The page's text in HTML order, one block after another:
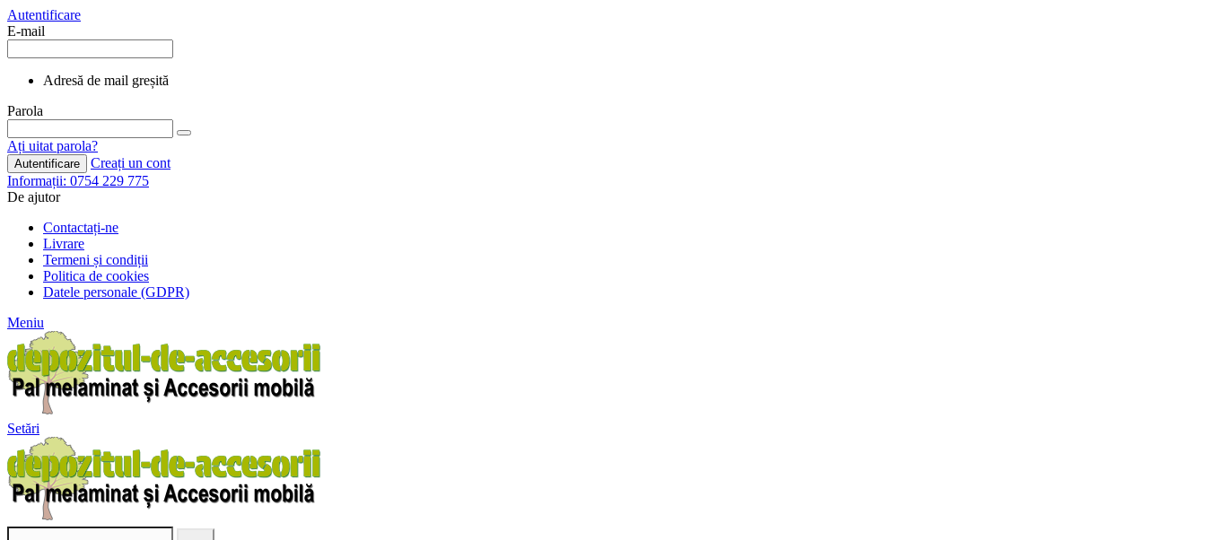
Autentificare
E-mail
Adresă de mail greșită
Parola
Ați uitat parola?
Autentificare
Creați un cont
Informații: 0754 229 775
De ajutor
Contactați-ne
Livrare
Termeni și condiții
Politica de cookies
Datele personale (GDPR)
Meniu
Setări